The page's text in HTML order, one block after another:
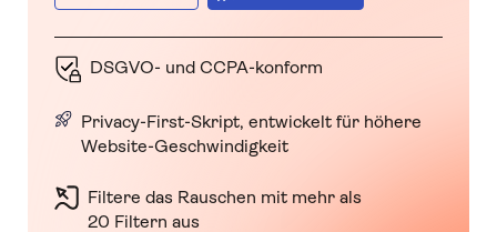
DSGVO- und CCPA-konform
Privacy-First-Skript, entwickelt für höhere
Website-Geschwindigkeit
Filtere das Rauschen mit mehr als
20 Filtern aus